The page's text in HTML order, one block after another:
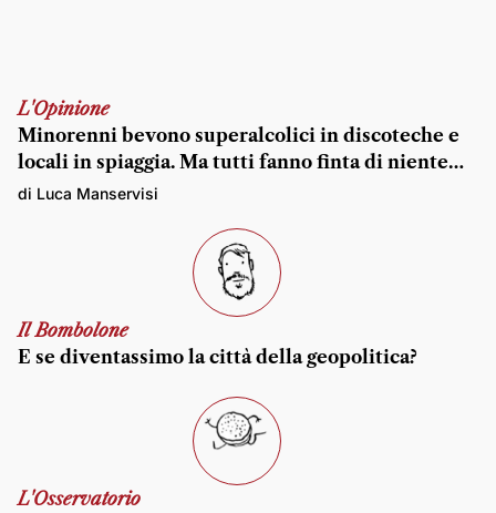
L'Opinione
Minorenni bevono superalcolici in discoteche e
locali in spiaggia. Ma tutti fanno finta di niente…
di Luca Manservisi
Il Bombolone
E se diventassimo la città della geopolitica?
L'Osservatorio